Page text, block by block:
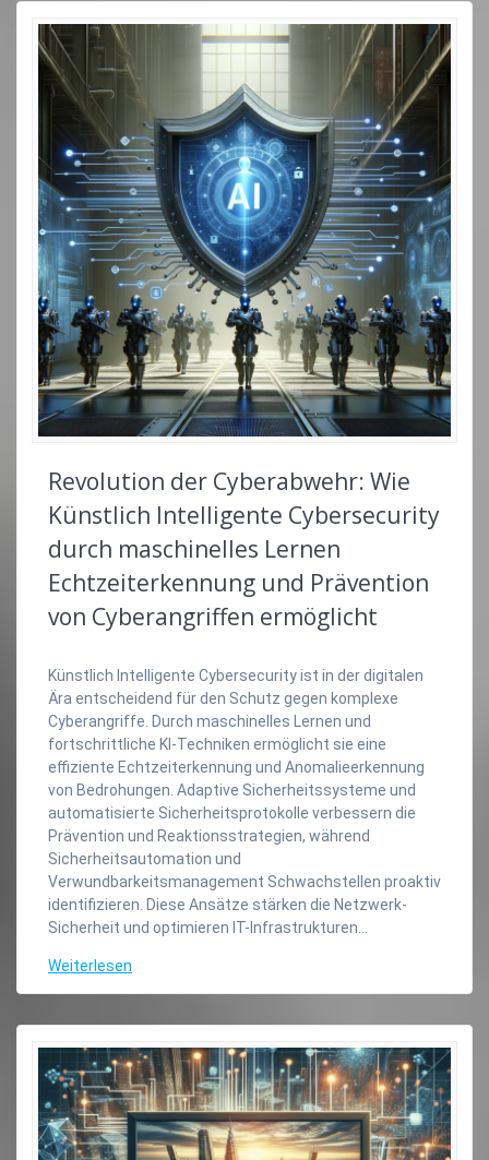
Revolution der Cyberabwehr: Wie
Künstlich Intelligente Cybersecurity
durch maschinelles Lernen
Echtzeiterkennung und Prävention
von Cyberangriffen ermöglicht
Künstlich Intelligente Cybersecurity ist in der digitalen
Ära entscheidend für den Schutz gegen komplexe
Cyberangriffe. Durch maschinelles Lernen und
fortschrittliche KI-Techniken ermöglicht sie eine
effiziente Echtzeiterkennung und Anomalieerkennung
von Bedrohungen. Adaptive Sicherheitssysteme und
automatisierte Sicherheitsprotokolle verbessern die
Prävention und Reaktionsstrategien, während
Sicherheitsautomation und
Verwundbarkeitsmanagement Schwachstellen proaktiv
identifizieren. Diese Ansätze stärken die Netzwerk-
Sicherheit und optimieren IT-Infrastrukturen…
Weiterlesen